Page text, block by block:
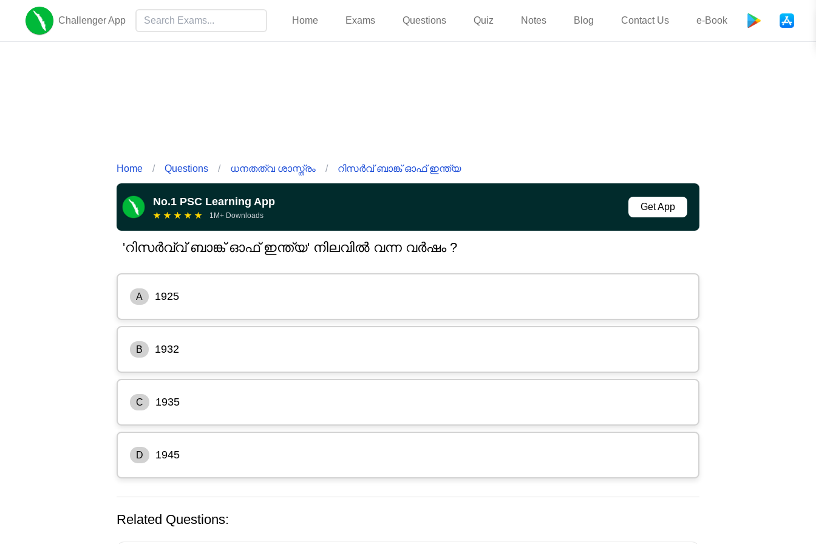
Challenger App Home Exams Questions Quiz Notes Blog Contact Us e-Book
Home / Questions / ധനതത്വ ശാസ്ത്രം / റിസർവ് ബാങ്ക് ഓഫ് ഇന്ത്യ
No.1 PSC Learning App
★ ★ ★ ★ ★ 1M+ Downloads
Get App
'റിസർവ്വ് ബാങ്ക് ഓഫ് ഇന്ത്യ' നിലവിൽ വന്ന വർഷം ?
A 1925
B 1932
C 1935
D 1945
Related Questions: